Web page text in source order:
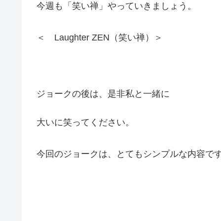
今週も「笑い禅」やっていきましょう。
＜ Laughter ZEN（笑い禅）＞
ジョークの後は、是非私と一緒に
大いに笑ってください。
今回のジョークは、とてもシンプルな内容で